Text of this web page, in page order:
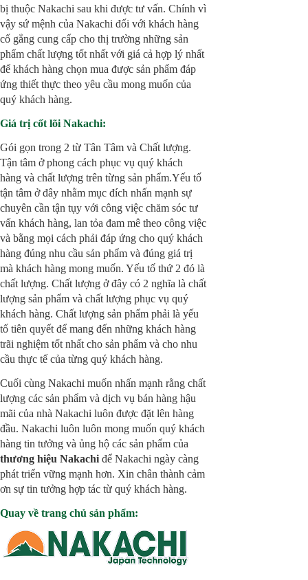
bị thuộc Nakachi sau khi được tư vấn. Chính vì
vậy sứ mệnh của Nakachi đối với khách hàng
cố gắng cung cấp cho thị trường những sản
phẩm chất lượng tốt nhất với giá cả hợp lý nhất
để khách hàng chọn mua được sản phẩm đáp
ứng thiết thực theo yêu cầu mong muốn của
quý khách hàng.
Giá trị cốt lõi Nakachi:
Gói gọn trong 2 từ Tân Tâm và Chất lượng.
Tận tâm ở phong cách phục vụ quý khách
hàng và chất lượng trên từng sản phẩm.Yếu tố
tận tâm ở đây nhằm mục đích nhấn mạnh sự
chuyên cần tận tụy với công việc chăm sóc tư
vấn khách hàng, lan tỏa đam mê theo công việc
và bằng mọi cách phải đáp ứng cho quý khách
hàng đúng nhu cầu sản phẩm và đúng giá trị
mà khách hàng mong muốn. Yếu tố thứ 2 đó là
chất lượng. Chất lượng ở đây có 2 nghĩa là chất
lượng sản phẩm và chất lượng phục vụ quý
khách hàng. Chất lượng sản phẩm phải là yếu
tố tiên quyết để mang đến những khách hàng
trãi nghiệm tốt nhất cho sản phẩm và cho nhu
cầu thực tế của từng quý khách hàng.
Cuối cùng Nakachi muốn nhấn mạnh rằng chất
lượng các sản phẩm và dịch vụ bán hàng hậu
mãi của nhà Nakachi luôn được đặt lên hàng
đầu. Nakachi luôn luôn mong muốn quý khách
hàng tin tưởng và ủng hộ các sản phẩm của
thương hiệu Nakachi để Nakachi ngày càng
phát triển vững mạnh hơn. Xin chân thành cảm
ơn sự tin tưởng hợp tác từ quý khách hàng.
Quay về trang chủ sản phẩm: